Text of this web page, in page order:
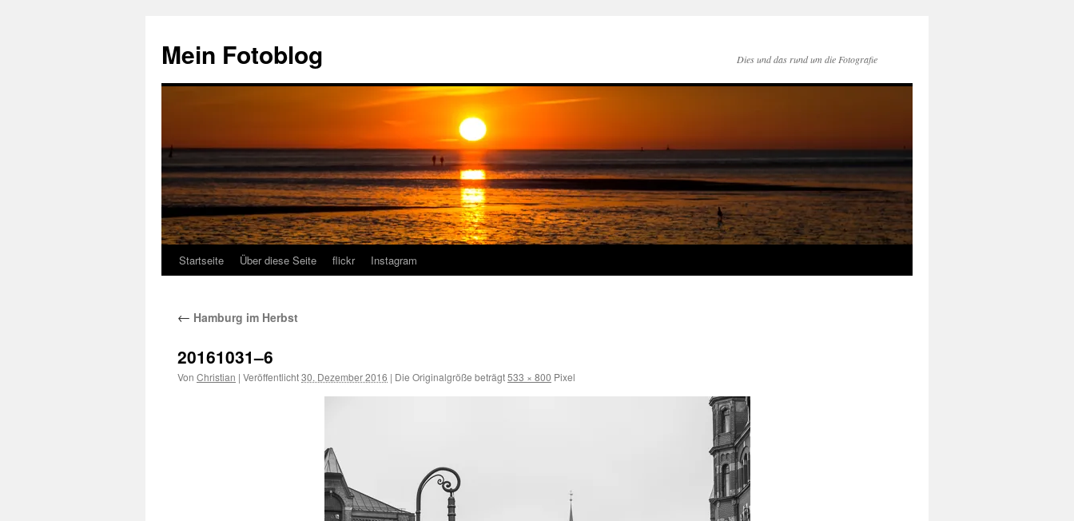
springen
Mein Fotoblog Dies und das rund um die Fotografie
Startseite Über diese Seite flickr Instagram
← Hamburg im Herbst
20161031–6
Von Christian | Veröffentlicht30. Dezember 2016 | Die Originalgröße beträgt533 × 800 Pixel